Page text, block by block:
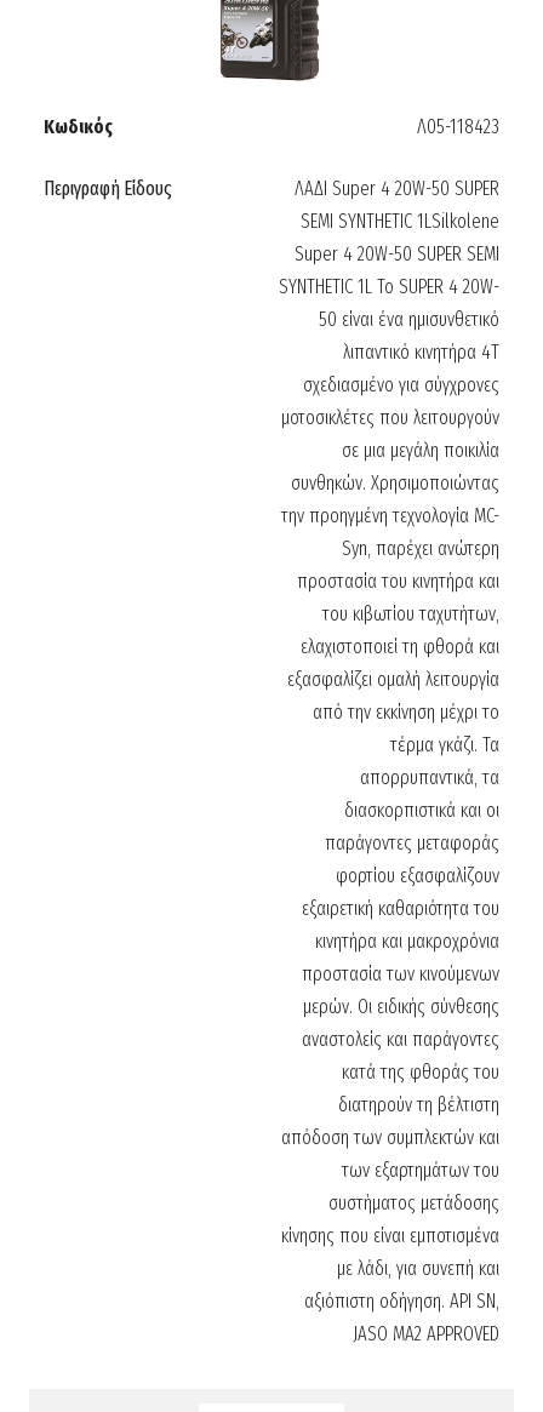
Κωδικός Λ05-118423
Περιγραφή Είδους
ΛΑΔΙ Super 4 20W-50 SUPER
SEMI SYNTHETIC 1LSilkolene
Super 4 20W-50 SUPER SEMI
SYNTHETIC 1L Το SUPER 4 20W-
50 είναι ένα ημισυνθετικό
λιπαντικό κινητήρα 4T
σχεδιασμένο για σύγχρονες
μοτοσικλέτες που λειτουργούν
σε μια μεγάλη ποικιλία
συνθηκών. Χρησιμοποιώντας
την προηγμένη τεχνολογία MC-
Syn, παρέχει ανώτερη
προστασία του κινητήρα και
του κιβωτίου ταχυτήτων,
ελαχιστοποιεί τη φθορά και
εξασφαλίζει ομαλή λειτουργία
από την εκκίνηση μέχρι το
τέρμα γκάζι. Τα
απορρυπαντικά, τα
διασκορπιστικά και οι
παράγοντες μεταφοράς
φορτίου εξασφαλίζουν
εξαιρετική καθαριότητα του
κινητήρα και μακροχρόνια
προστασία των κινούμενων
μερών. Οι ειδικής σύνθεσης
αναστολείς και παράγοντες
κατά της φθοράς του
διατηρούν τη βέλτιστη
απόδοση των συμπλεκτών και
των εξαρτημάτων του
συστήματος μετάδοσης
κίνησης που είναι εμποτισμένα
με λάδι, για συνεπή και
αξιόπιστη οδήγηση. API SN,
JASO MA2 APPROVED